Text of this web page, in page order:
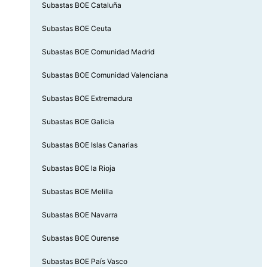
Subastas BOE Cataluña
Subastas BOE Ceuta
Subastas BOE Comunidad Madrid
Subastas BOE Comunidad Valenciana
Subastas BOE Extremadura
Subastas BOE Galicia
Subastas BOE Islas Canarias
Subastas BOE la Rioja
Subastas BOE Melilla
Subastas BOE Navarra
Subastas BOE Ourense
Subastas BOE País Vasco